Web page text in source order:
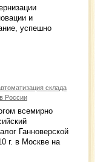
и
успешно
склада
России
всемирно
Ганноверской
г. в Москве на